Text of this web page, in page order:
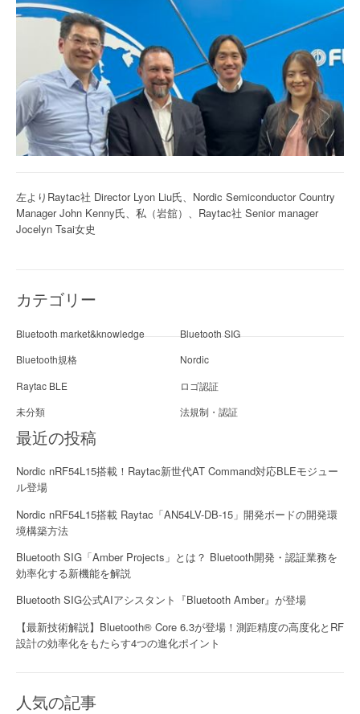
左よりRaytac社 Director Lyon Liu氏、Nordic Semiconductor Country
Manager John Kenny氏、私（岩舘）、Raytac社 Senior manager
Jocelyn Tsai女史
カテゴリー
Bluetooth market&knowledge
Bluetooth SIG
Bluetooth規格
Nordic
Raytac BLE
ロゴ認証
未分類
法規制・認証
最近の投稿
Nordic nRF54L15搭載！Raytac新世代AT Command対応BLEモジュー
ル登場
Nordic nRF54L15搭載 Raytac「AN54LV-DB-15」開発ボードの開発環
境構築方法
Bluetooth SIG「Amber Projects」とは？ Bluetooth開発・認証業務を
効率化する新機能を解説
Bluetooth SIG公式AIアシスタント『Bluetooth Amber』が登場
【最新技術解説】Bluetooth® Core 6.3が登場！測距精度の高度化とRF
設計の効率化をもたらす4つの進化ポイント
人気の記事